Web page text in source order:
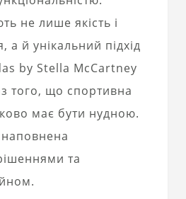
не лише якість і
а й унікальний підхід
by Stella McCartney
того, що спортивна
має бути нудною.
та